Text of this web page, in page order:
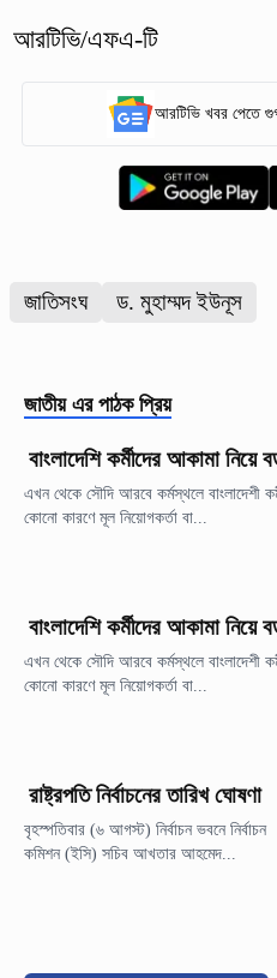
আরটিভি/এফএ-টি
আরটিভি খবর পেতে
জাতিসংঘ ড. মুহাম্মদ ইউনূস
জাতীয় এর পাঠক প্রিয়
বাংলাদেশি কর্মীদের আকামা
এখন থেকে সৌদি আরবে কর্মস্থলে বাংলাদেশী
কোনো কারণে মূল নিয়োগকর্তা বা...
বাংলাদেশি কর্মীদের আকামা
এখন থেকে সৌদি আরবে কর্মস্থলে বাংলাদেশী
কোনো কারণে মূল নিয়োগকর্তা বা...
রাষ্ট্রপতি নির্বাচনের তারিখ ঘোষণা
বৃহস্পতিবার (৬ আগস্ট) নির্বাচন ভবনে নির্বাচন
কমিশন (ইসি) সচিব আখতার আহমেদ...